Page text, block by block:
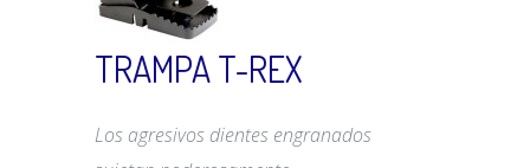
TRAMPA T-REX
Los agresivos dientes engranados